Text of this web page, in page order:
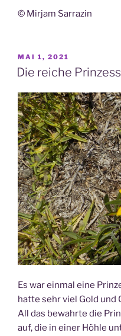
© Mirjam Sarrazin
VERÖFFENTLICHT
AM
MAI 1, 2021
Die reiche
Es war einmal eine
hatte sehr viel Gold und
All das bewahrte die
auf, die in einer Höhle